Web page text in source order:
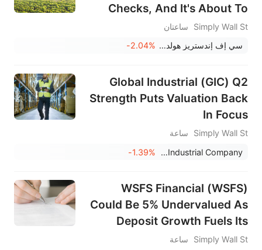
Checks, And It's About To
Pay A US$0.60 Dividend
Simply Wall St
ساعتان
سي إف إندستريز هولدينغز -2.04%
Global Industrial (GIC) Q2
Strength Puts Valuation Back
In Focus
Simply Wall St
ساعة
Global Industrial Company
-1.39%
WSFS Financial (WSFS)
Could Be 5% Undervalued As
Deposit Growth Fuels Its
Story
Simply Wall St
ساعة